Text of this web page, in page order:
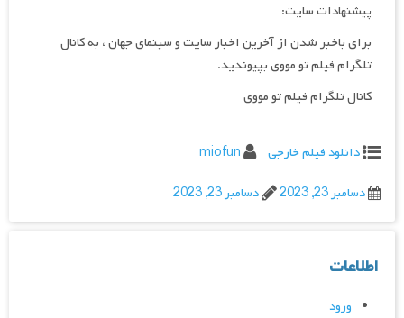
پیشنهادات سایت:
برای باخبر شدن از آخرین اخبار سایت و سینمای جهان ، به کانال
تلگرام فیلم تو مووی بپیوندید.
کانال تلگرام فیلم تو مووی
دانلود فیلم خارجی
miofun
دسامبر 23, 2023
دسامبر 23, 2023
اطلاعات
ورود